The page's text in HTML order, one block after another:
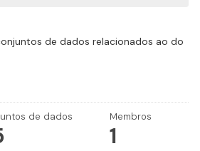
de dados relacionados ao do
de dados Membros
1